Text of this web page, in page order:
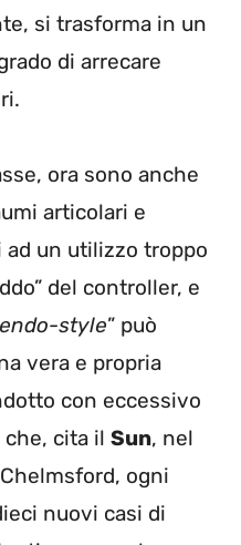
si trasforma in un
di arrecare
ora sono anche
articolari e
un utilizzo troppo
del controller, e
style” può
vera e propria
con eccessivo
cita il Sun, nel
ogni
nuovi casi di